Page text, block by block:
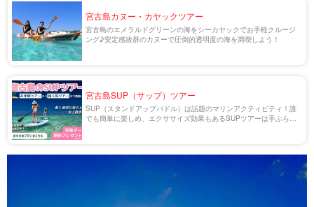
宮古島カヌー・カヤックツアー
宮古島のエメラルドグリーンの海をシーカヤックでお手軽クルージ
ング♪安定感抜群のカヌーで圧倒的透明度の海を満喫しよう！
宮古島SUP（サップ）ツアー
SUP（スタンドアップパドル）は話題のマリンアクティビティ！誰
でも簡単に楽しめ、エクササイズ効果もあるSUPツアーは手ぶらで